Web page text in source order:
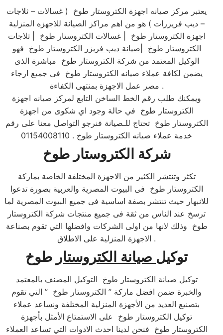
يعتبر مركز صيانه اجهزة الكتروستار طوخ ( غسالات – ثلاجات
– ديب فريزرات ) هو من اهم مراكز الصيانة للاجهزه المنزلية
اجهزة الكتروستار طوخ | غسالات الكتروستار طوخ | ثلاجات
الكتروستار طوخ | صيانة ديب فريزر الكتروستار طوخ فهو
الوكيل المعتمد من شركة الكتروستار طوخ مباشرة الذى
يضمن لكافة عملاء صيانه الكتروستار طوخ فى جميع ارجاء
مصر عمل الاجهزة بمنتهى الكفاءة .
ويمكنك طلب رقم الخط الساخن التابع لمركز صيانه اجهزة
الكتروستار طوخ في حالة وجود اي شكوى من اجهزة
الكتروستار طوخ تحتاج للـصيانة فنرجو التواصل معنا على رقم
خدمة عملاء صيانه الكتروستار طوخ . 01154008110
شركة الكتروستار طوخ
تكثر وتنتشر الكثير من الاجهزة المختلفة الخاصة بماركة
الكتروستار طوخ فى البيوت المصرية والعربية بصورة تدعوا
للانبهار حيث تنتشر بصفة اساسية فى جميع البيوت المصرية لما
ترسخ عند الناس من ثقة فى جميع منتجات شركة الكتروستار
طوخ وذلك لانها من اولى الشركات وافضلها التي تقوم بصناعة
الاجهزة المنزلية على الاطلاق .​
توكيل صيانة الكتروستار طوخ
توكيل صيانة الكتروستار طوخ التوكيل المصنف بالمعتمد
والخبرة ضمن افضل ماركة ” الكتروستار طوخ ” التي تقوم
بتصنيع العديد من الأجهزة المنزلية المختلفة ونساعد عملاء
توكيل الكتروستار طوخ على الاستمتاع الأمثل بأجهزة
الكتروستار طوخ فنحن لدينا احدث الادوات التي تساعد العملاء